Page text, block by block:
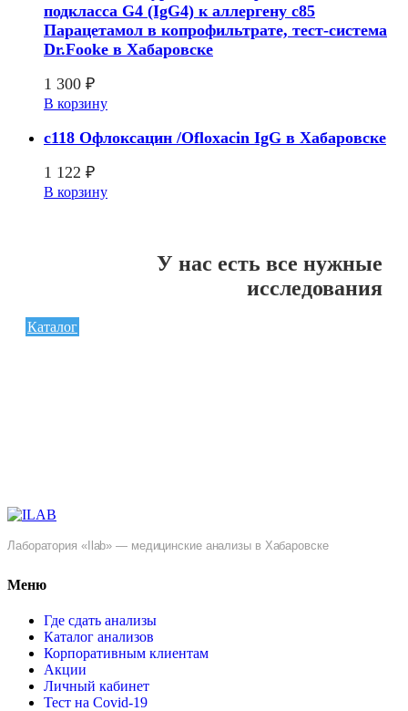
подкласса G4 (IgG4) к аллергену с85
Парацетамол в копрофильтрате, тест-система
Dr.Fooke в Хабаровске
1 300 ₽
В корзину
c118 Офлоксацин /Ofloxacin IgG в Хабаровске
1 122 ₽
В корзину
У нас есть все нужные
исследования
Каталог
Лаборатория «Ilab» — медицинские анализы в Хабаровске
Меню
Где сдать анализы
Каталог анализов
Корпоративным клиентам
Акции
Личный кабинет
Тест на Covid-19